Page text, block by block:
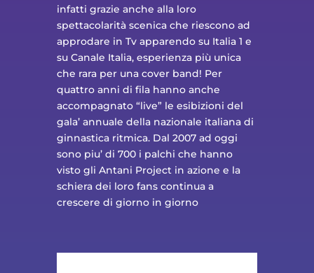
infatti grazie anche alla loro
spettacolarità scenica che riescono ad
approdare in Tv apparendo su Italia 1 e
su Canale Italia, esperienza più unica
che rara per una cover band! Per
quattro anni di fila hanno anche
accompagnato “live” le esibizioni del
gala’ annuale della nazionale italiana di
ginnastica ritmica. Dal 2007 ad oggi
sono piu’ di 700 i palchi che hanno
visto gli Antani Project in azione e la
schiera dei loro fans continua a
crescere di giorno in giorno